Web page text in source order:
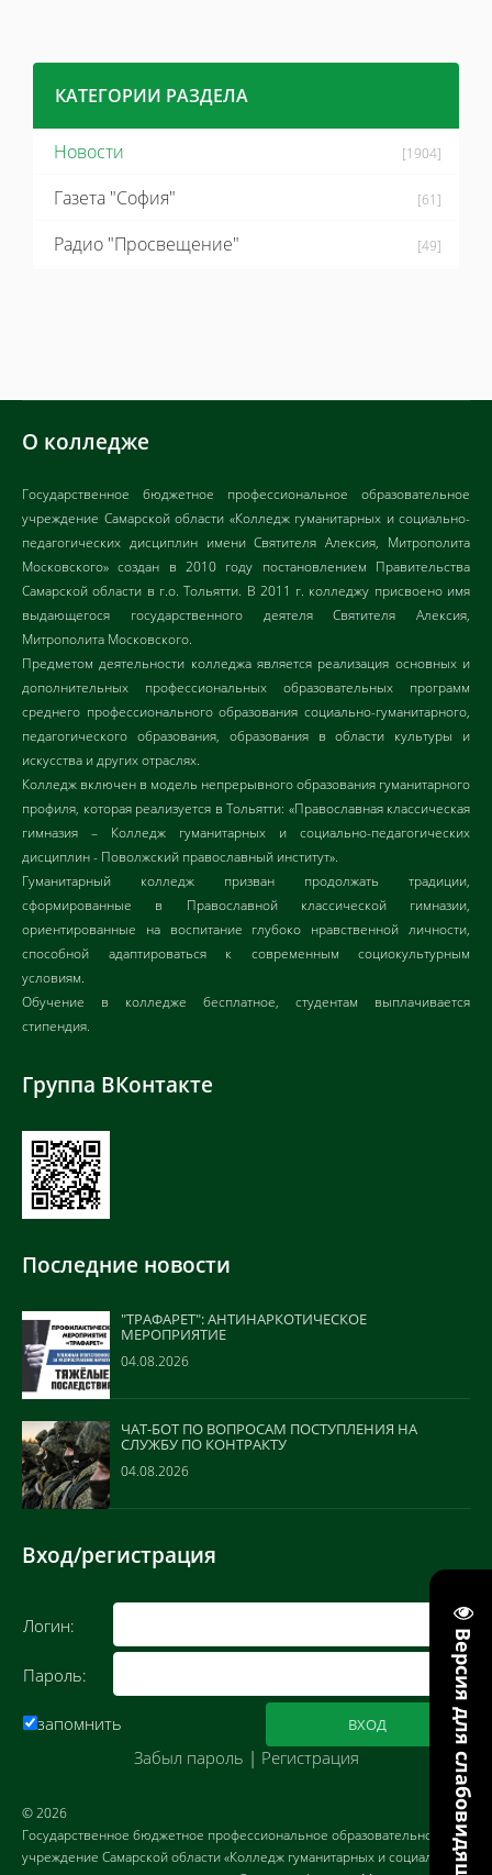
Версия для слабовидящих
КАТЕГОРИИ РАЗДЕЛА
Новости [1904]
Газета "София" [61]
Радио "Просвещение" [49]
О колледже
Государственное бюджетное профессиональное образовательное
учреждение Самарской области «Колледж гуманитарных и социально-
педагогических дисциплин имени Святителя Алексия, Митрополита
Московского» создан в 2010 году постановлением Правительства
Самарской области в г.о. Тольятти. В 2011 г. колледжу присвоено имя
выдающегося государственного деятеля Святителя Алексия,
Митрополита Московского.
Предметом деятельности колледжа является реализация основных и
дополнительных профессиональных образовательных программ
среднего профессионального образования социально-гуманитарного,
педагогического образования, образования в области культуры и
искусства и других отраслях.
Колледж включен в модель непрерывного образования гуманитарного
профиля, которая реализуется в Тольятти: «Православная классическая
гимназия – Колледж гуманитарных и социально-педагогических
дисциплин - Поволжский православный институт».
Гуманитарный колледж призван продолжать традиции,
сформированные в Православной классической гимназии,
ориентированные на воспитание глубоко нравственной личности,
способной адаптироваться к современным социокультурным
условиям.
Обучение в колледже бесплатное, студентам выплачивается
стипендия.
Группа ВКонтакте
Последние новости
"ТРАФАРЕТ": АНТИНАРКОТИЧЕСКОЕ
МЕРОПРИЯТИЕ
04.08.2026
ЧАТ-БОТ ПО ВОПРОСАМ ПОСТУПЛЕНИЯ НА
СЛУЖБУ ПО КОНТРАКТУ
04.08.2026
Вход/регистрация
Логин:
Пароль:
запомнить
Забыл пароль | Регистрация
© 2026
Государственное бюджетное профессиональное образовательное
учреждение Самарской области «Колледж гуманитарных и социально-